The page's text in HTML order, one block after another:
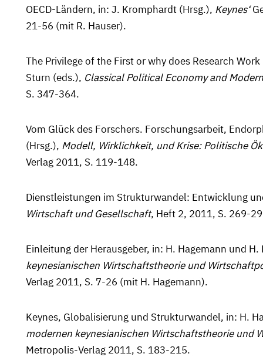
OECD-Ländern, in: J. Kromphardt (Hrsg.), Keynes‘
21-56 (mit R. Hauser).
The Privilege of the First or why does Research
Sturn (eds.), Classical Political Economy and
S. 347-364.
Vom Glück des Forschers. Forschungsarbeit,
(Hrsg.), Modell, Wirklichkeit, und Krise: Politische
Verlag 2011, S. 119-148.
Dienstleistungen im Strukturwandel: Entwicklung
Wirtschaft und Gesellschaft, Heft 2, 2011, S. 269-
Einleitung der Herausgeber, in: H. Hagemann und
keynesianischen Wirtschafts­theorie und
Verlag 2011, S. 7-26 (mit H. Hagemann).
Keynes, Globalisierung und Strukturwandel, in: H.
modernen keynesianischen Wirtschaftstheorie und
Metropolis-Verlag 2011, S. 183-215.